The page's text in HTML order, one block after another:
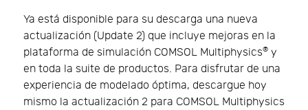
Ya está disponible para su descarga una nueva
actualización (Update 2) que incluye mejoras en la
plataforma de simulación COMSOL Multiphysics® y
en toda la suite de productos. Para disfrutar de una
experiencia de modelado óptima, descargue hoy
mismo la actualización 2 para COMSOL Multiphysics